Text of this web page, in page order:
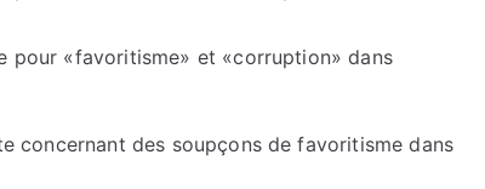
concernant des soupçons de favoritisme dans